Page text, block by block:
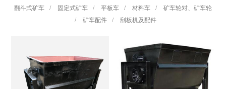
翻斗式矿车 / 固定式矿车 / 平板车 / 材料车 /
矿车轮对、矿车轮
/
矿车配件 / 刮板机及配件